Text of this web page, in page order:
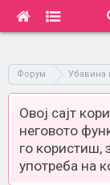
Форум Убавина
Овој сајт
неговото
го користиш,
употреба на